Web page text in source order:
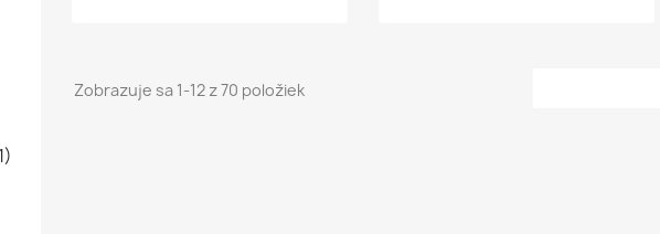
Zobrazuje sa 1-12 z 70 položiek